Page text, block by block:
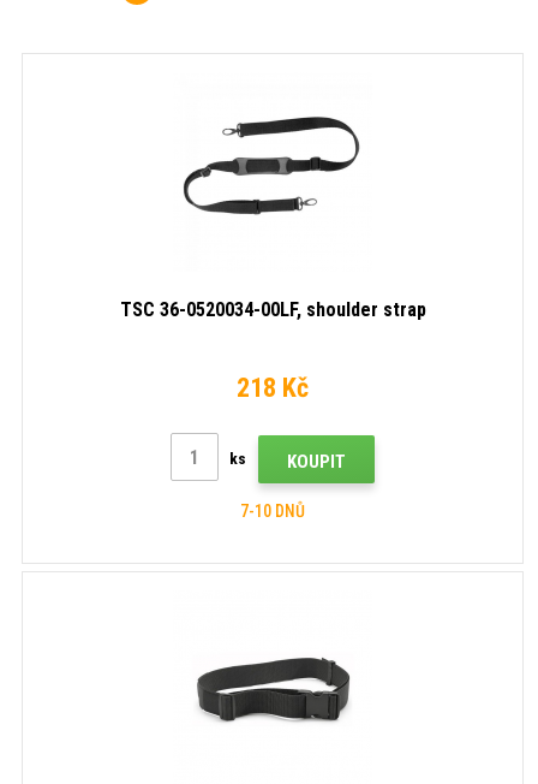
TSC 36-0520034-00LF, shoulder strap
218 Kč
ks KOUPIT
7-10 DNŮ